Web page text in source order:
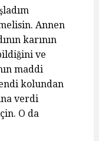
Annen
karının
ve
maddi
kolundan
verdi
O da